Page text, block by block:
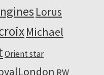
Lorus
Michael
Orient star
RW